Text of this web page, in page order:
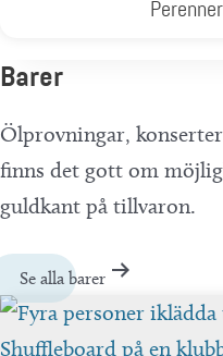
Barer
Ölprovningar,
finns det gott om
guldkant på tillvaron.
Se alla barer